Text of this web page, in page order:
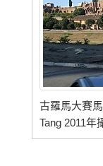
古羅馬大賽
Tang 2011年